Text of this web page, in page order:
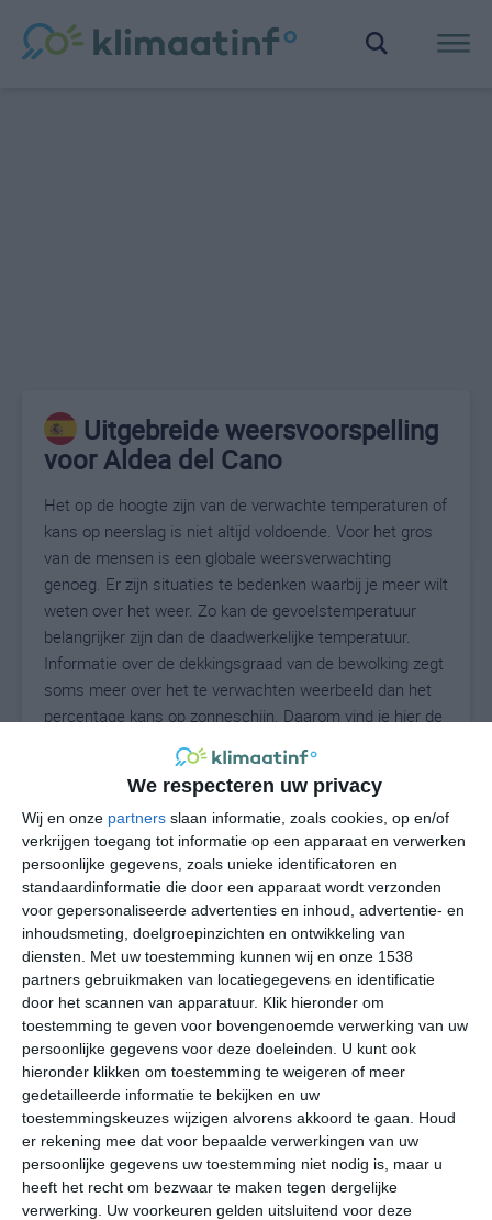
We respecteren uw privacy
Wij en onze partners slaan informatie, zoals cookies, op en/of
verkrijgen toegang tot informatie op een apparaat en verwerken
persoonlijke gegevens, zoals unieke identificatoren en
standaardinformatie die door een apparaat wordt verzonden
voor gepersonaliseerde advertenties en inhoud, advertentie- en
inhoudsmeting, doelgroepinzichten en ontwikkeling van
diensten.
Met uw toestemming kunnen wij en onze 1538
partners gebruikmaken van locatiegegevens en identificatie
door het scannen van apparatuur. Klik hieronder om
toestemming te geven voor bovengenoemde verwerking van uw
persoonlijke gegevens voor deze doeleinden. U kunt ook
hieronder klikken om toestemming te weigeren of meer
gedetailleerde informatie te bekijken en uw
toestemmingskeuzes wijzigen alvorens akkoord te gaan.
Houd
er rekening mee dat voor bepaalde verwerkingen van uw
persoonlijke gegevens uw toestemming niet nodig is, maar u
heeft het recht om bezwaar te maken tegen dergelijke
verwerking. Uw voorkeuren gelden uitsluitend voor deze
Uitgebreide weersvoorspelling
voor Aldea del Cano
Het op de hoogte zijn van de verwachte temperaturen of
kans op neerslag is niet altijd voldoende. Voor het gros
van de mensen is een globale weersverwachting
genoeg. Er zijn situaties te bedenken waarbij je meer wilt
weten over het weer. Zo kan de gevoelstemperatuur
belangrijker zijn dan de daadwerkelijke temperatuur.
Informatie over de dekkingsgraad van de bewolking zegt
soms meer over het te verwachten weerbeeld dan het
percentage kans op zonneschijn. Daarom vind je hier de
uitgebreide weersvoorspelling voor Aldea del Cano.
29°C
vr
38°
za zo
33° 14°
ma
34° 16°
26°C 22°C 21°C
01:00 04:00 07:00 10:00 13:00